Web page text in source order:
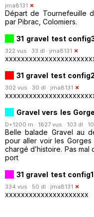
jma8131
Départ de Tournefeuille
par Pibrac, Colomiers.
31 gravel test
322 vus · 33 dl · jma8131
31 gravel test
302 vus · 30 dl · jma8131
Gravel vers les
D+1200 m · 1827 vus · 103 dl ·
Belle balade Gravel au
pour aller voir les
chargé d’histoire. Pas
port
31 gravel test
334 vus · 50 dl · jma8131
xxxxxxxxxxxxxxxxxxxxx